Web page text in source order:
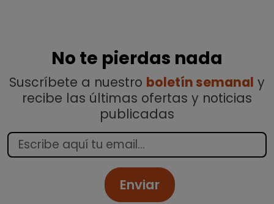
No te pierdas nada
Suscríbete a nuestro boletín semanal y
recibe las últimas ofertas y noticias
publicadas
Enviar